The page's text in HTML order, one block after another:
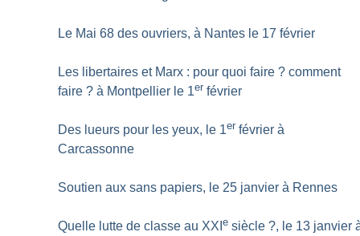
Le Mai 68 des ouvriers, à Nantes le 17 février
Les libertaires et Marx : pour quoi faire ? comment
faire ? à Montpellier le 1er février
Des lueurs pour les yeux, le 1er février à
Carcassonne
Soutien aux sans papiers, le 25 janvier à Rennes
Quelle lutte de classe au XXIe siècle ?, le 13 janvier